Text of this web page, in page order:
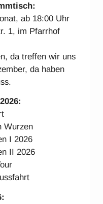
ab 18:00 Uhr
1, im Pfarrhof
da treffen wir uns
da haben
Wurzen
I 2026
II 2026